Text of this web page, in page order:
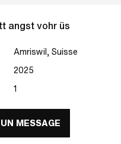
angst vohr üs
Amriswil, Suisse
2025
1
MESSAGE